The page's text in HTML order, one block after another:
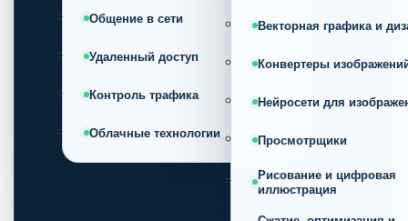
Общение в сети
Удаленный доступ
Контроль трафика
Облачные технологии
Векторная графика и
Конвертеры
Нейросети для
Просмотрщики
Рисование и цифровая
иллюстрация